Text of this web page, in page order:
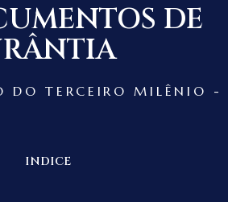
DE
DO TERCEIRO MILÊNIO -
INDICE